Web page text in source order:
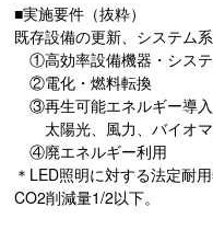
■実施要件（抜粋）
既存設備の更新、システム
①⾼効率設備機器・シス
②電化・燃料転換
③再⽣可能エネルギー導⼊
太陽光、⾵⼒、バイオマ
④廃エネルギー利⽤
＊LED照明に対する法定耐
CO2削減量1/2以下。